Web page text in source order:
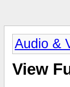
Audio &
View